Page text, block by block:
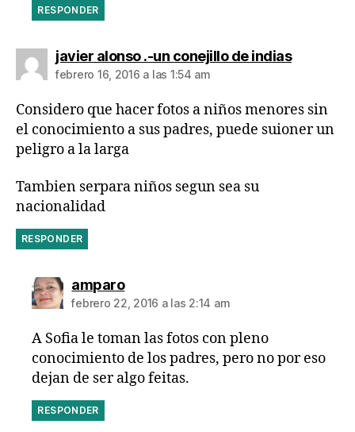
RESPONDER
javier alonso .-un conejillo de indiasdice:
febrero 16, 2016 a las 1:54 am
Considero que hacer fotos a niños menores sin
el conocimiento a sus padres, puede suioner un
peligro a la larga
Tambien serpara niños segun sea su
nacionalidad
RESPONDER
amparodice:
febrero 22, 2016 a las 2:14 am
A Sofia le toman las fotos con pleno
conocimiento de los padres, pero no por eso
dejan de ser algo feitas.
RESPONDER